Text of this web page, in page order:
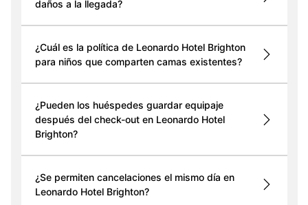
daños a la llegada?
¿Cuál es la política de Leonardo Hotel Brighton
para niños que comparten camas existentes?
¿Pueden los huéspedes guardar equipaje
después del check-out en Leonardo Hotel
Brighton?
¿Se permiten cancelaciones el mismo día en
Leonardo Hotel Brighton?